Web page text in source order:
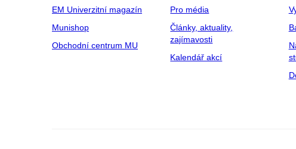
EM Univerzitní magazín
Munishop
Obchodní centrum MU
Pro média
Články, aktuality,
zajímavosti
Kalendář akcí